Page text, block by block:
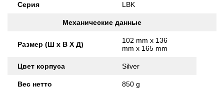
Серия LBK
Механические данные
Размер (Ш x В X Д)
102 mm x 136
mm x 165 mm
Цвет корпуса Silver
Вес нетто 850 g